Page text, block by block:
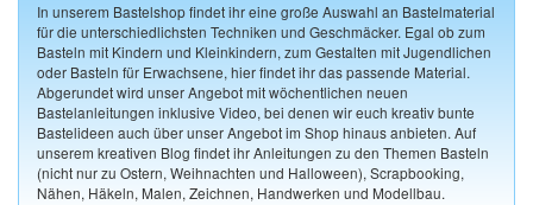
In unserem Bastelshop findet ihr eine große Auswahl an Bastelmaterial
für die unterschiedlichsten Techniken und Geschmäcker. Egal ob zum
Basteln mit Kindern und Kleinkindern, zum Gestalten mit Jugendlichen
oder Basteln für Erwachsene, hier findet ihr das passende Material.
Abgerundet wird unser Angebot mit wöchentlichen neuen
Bastelanleitungen inklusive Video, bei denen wir euch kreativ bunte
Bastelideen auch über unser Angebot im Shop hinaus anbieten. Auf
unserem kreativen Blog findet ihr Anleitungen zu den Themen Basteln
(nicht nur zu Ostern, Weihnachten und Halloween), Scrapbooking,
Nähen, Häkeln, Malen, Zeichnen, Handwerken und Modellbau.